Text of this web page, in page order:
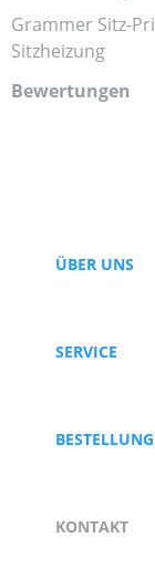
Grammer Sitz-
Sitzheizung
Bewertungen
ÜBER UNS
SERVICE
KONTAKT